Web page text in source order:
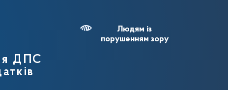
ДПС
Людям із
порушенням зору